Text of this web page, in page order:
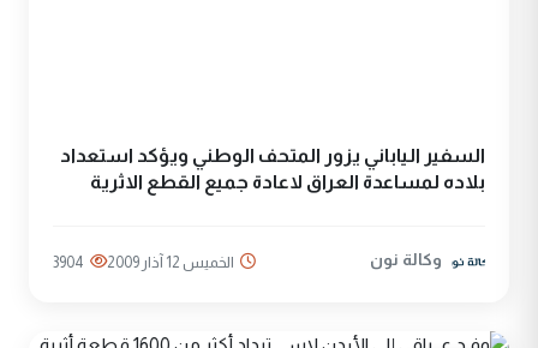
السفير الياباني يزور المتحف الوطني ويؤكد استعداد
بلاده لمساعدة العراق لاعادة جميع القطع الاثرية
وكالة نون الخميس 12 آذار 2009 3904